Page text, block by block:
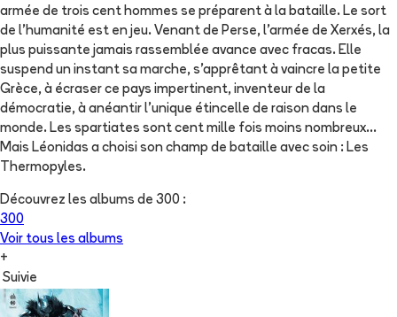
armée de trois cent hommes se préparent à la bataille. Le sort
de l'humanité est en jeu. Venant de Perse, l'armée de Xerxés, la
plus puissante jamais rassemblée avance avec fracas. Elle
suspend un instant sa marche, s'apprêtant à vaincre la petite
Grèce, à écraser ce pays impertinent, inventeur de la
démocratie, à anéantir l'unique étincelle de raison dans le
monde. Les spartiates sont cent mille fois moins nombreux...
Mais Léonidas a choisi son champ de bataille avec soin : Les
Thermopyles.
Découvrez les albums de 300 :
300
Voir tous les albums
+
Suivie